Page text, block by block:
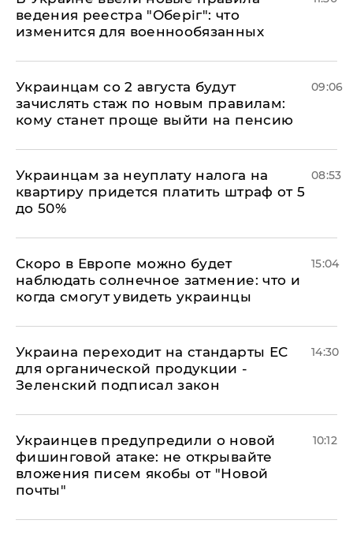
ведения реестра "Оберіг": что
изменится для военнообязанных
Украинцам со 2 августа будут
зачислять стаж по новым правилам:
кому станет проще выйти на пенсию
09:06
Украинцам за неуплату налога на
квартиру придется платить штраф от 5
до 50%
08:53
Скоро в Европе можно будет
наблюдать солнечное затмение: что и
когда смогут увидеть украинцы
15:04
Украина переходит на стандарты ЕС
для органической продукции -
Зеленский подписал закон
14:30
Украинцев предупредили о новой
фишинговой атаке: не открывайте
вложения писем якобы от "Новой
почты"
10:12